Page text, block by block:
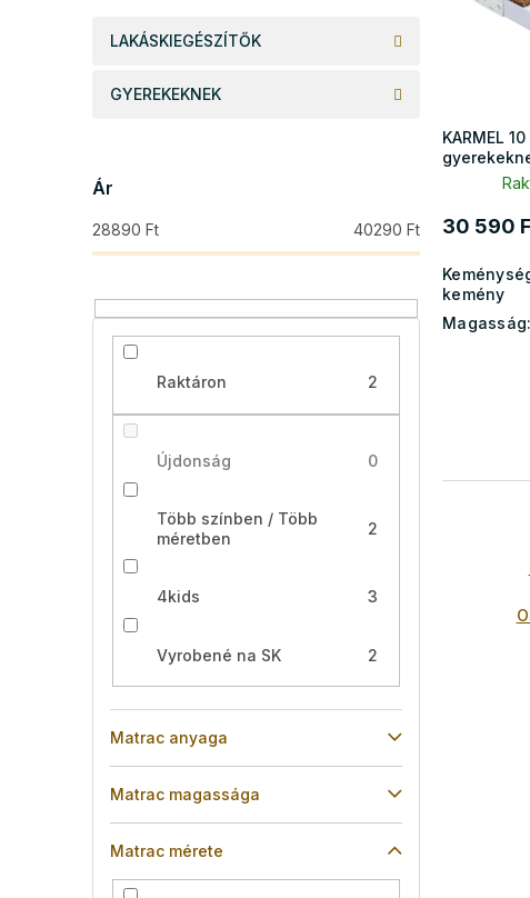
LAKÁSKIEGÉSZÍTŐK
GYEREKEKNEK
Ár
28890 Ft 40290 Ft
Raktáron 2
Újdonság 0
Több színben / Több
méretben
2
4kids 3
Vyrobené na SK 2
Matrac anyaga
Matrac magassága
Matrac mérete
s
e
t
á
j
KARMEL
30 590
kemény
Magasság: